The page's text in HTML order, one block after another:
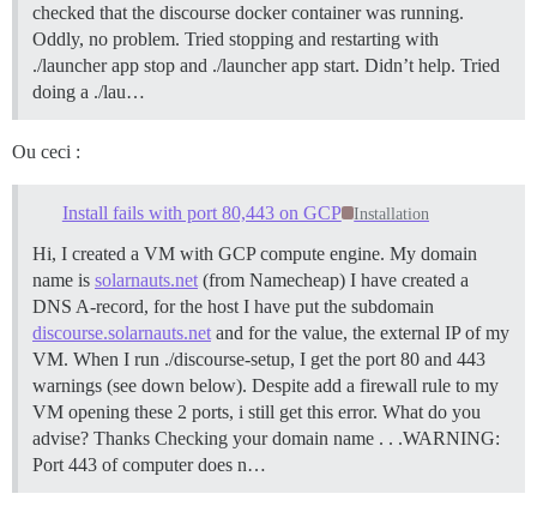
checked that the discourse docker container was running.
Oddly, no problem. Tried stopping and restarting with
./launcher app stop and ./launcher app start. Didn’t help. Tried
doing a ./lau…
Ou ceci :
Install fails with port 80,443 on GCP Installation
Hi, I created a VM with GCP compute engine. My domain
name is solarnauts.net (from Namecheap) I have created a
DNS A-record, for the host I have put the subdomain
discourse.solarnauts.net and for the value, the external IP of my
VM. When I run ./discourse-setup, I get the port 80 and 443
warnings (see down below). Despite add a firewall rule to my
VM opening these 2 ports, i still get this error. What do you
advise? Thanks Checking your domain name . . .WARNING:
Port 443 of computer does n…